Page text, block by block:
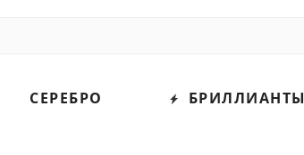
СЕРЕБРО БРИЛЛИАНТЫ